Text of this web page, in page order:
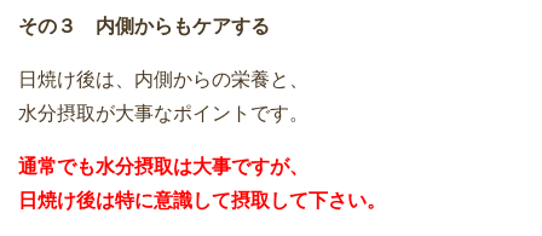
その３ 内側からもケアする
日焼け後は、内側からの栄養と、
水分摂取が大事なポイントです。
通常でも水分摂取は大事ですが、
日焼け後は特に意識して摂取して下さい。